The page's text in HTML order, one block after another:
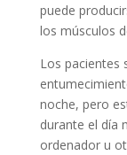
puede
los músculos
Los pacientes
noche, pero
durante el día
ordenador u